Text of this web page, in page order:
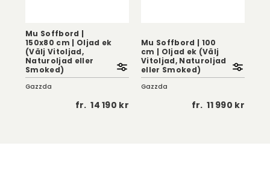
Mu Soffbord |
150x80 cm | Oljad ek
(Välj Vitoljad,
Naturoljad eller
Smoked)
Gazzda
fr. 14 190 kr
Mu Soffbord | 100
cm | Oljad ek (Välj
Vitoljad, Naturoljad
eller Smoked)
Gazzda
fr. 11 990 kr